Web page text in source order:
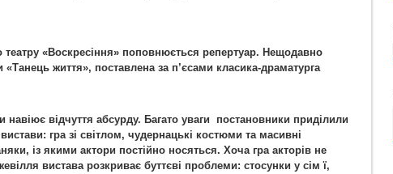
театру «Воскресіння» поповнюється репертуар. Нещодавно
«Танець життя», поставлена за п’єсами класика-драматурга
навіює відчуття абсурду. Багато уваги постановники приділили
гра зі світлом, чудернацькі костюми та масивні
із якими актори постійно носяться. Хоча гра акторів не
вистава розкриває буттєві проблеми: стосунки у сім ї,